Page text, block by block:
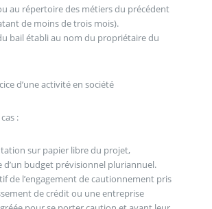
au répertoire des métiers du précédent
de moins de trois mois).
bail établi au nom du propriétaire du
d’une activité en société
:
sur papier libre du projet,
d’un budget prévisionnel pluriannuel.
de l’engagement de cautionnement pris
de crédit ou une entreprise